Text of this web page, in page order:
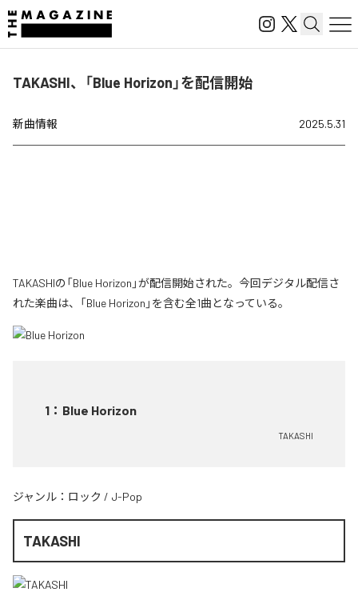
TAKASHI、「Blue Horizon」を配信開始
新曲情報 2025.5.31
TAKASHIの「Blue Horizon」が配信開始された。今回デジタル配信さ
れた楽曲は、「Blue Horizon」を含む全1曲となっている。
1 ： Blue Horizon
TAKASHI
ジャンル： ロック / J-Pop
TAKASHI